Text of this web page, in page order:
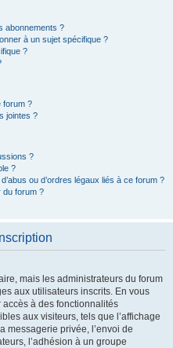
abonnements ?
à un sujet spécifique ?
?
forum ?
jointes ?
?
?
ou d’ordres légaux liés à ce forum ?
du forum ?
mais les administrateurs du forum
aux utilisateurs inscrits. En vous
à des fonctionnalités
aux visiteurs, tels que l’affichage
messagerie privée, l’envoi de
l’adhésion à un groupe